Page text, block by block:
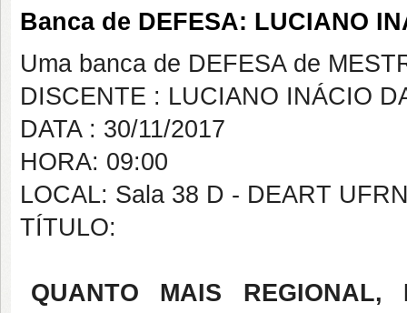
Banca de DEFESA: LUCIANO
Uma banca de DEFESA de
DISCENTE : LUCIANO INÁCIO
DATA : 30/11/2017
HORA: 09:00
LOCAL: Sala 38 D - DEART
TÍTULO:
QUANTO MAIS REGIONAL,